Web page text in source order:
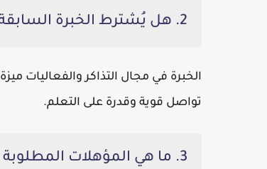
2. هل يُشترط الخبرة السابقة للتقديم على الوظيفة؟
الخبرة في مجال التذاكر والفعاليات
تواصل قوية وقدرة على التعلم.
3. ما هي المؤهلات المطلوبة للعمل لدى Platinumlist Tickets؟